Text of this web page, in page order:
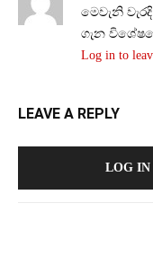
මෙවැනි
ගැන
Log in to
LEAVE A REPLY
LOG IN